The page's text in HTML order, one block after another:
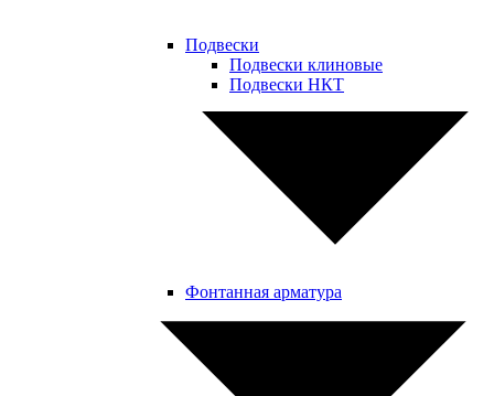
Подвески
Подвески клиновые
Подвески НКТ
Фонтанная арматура